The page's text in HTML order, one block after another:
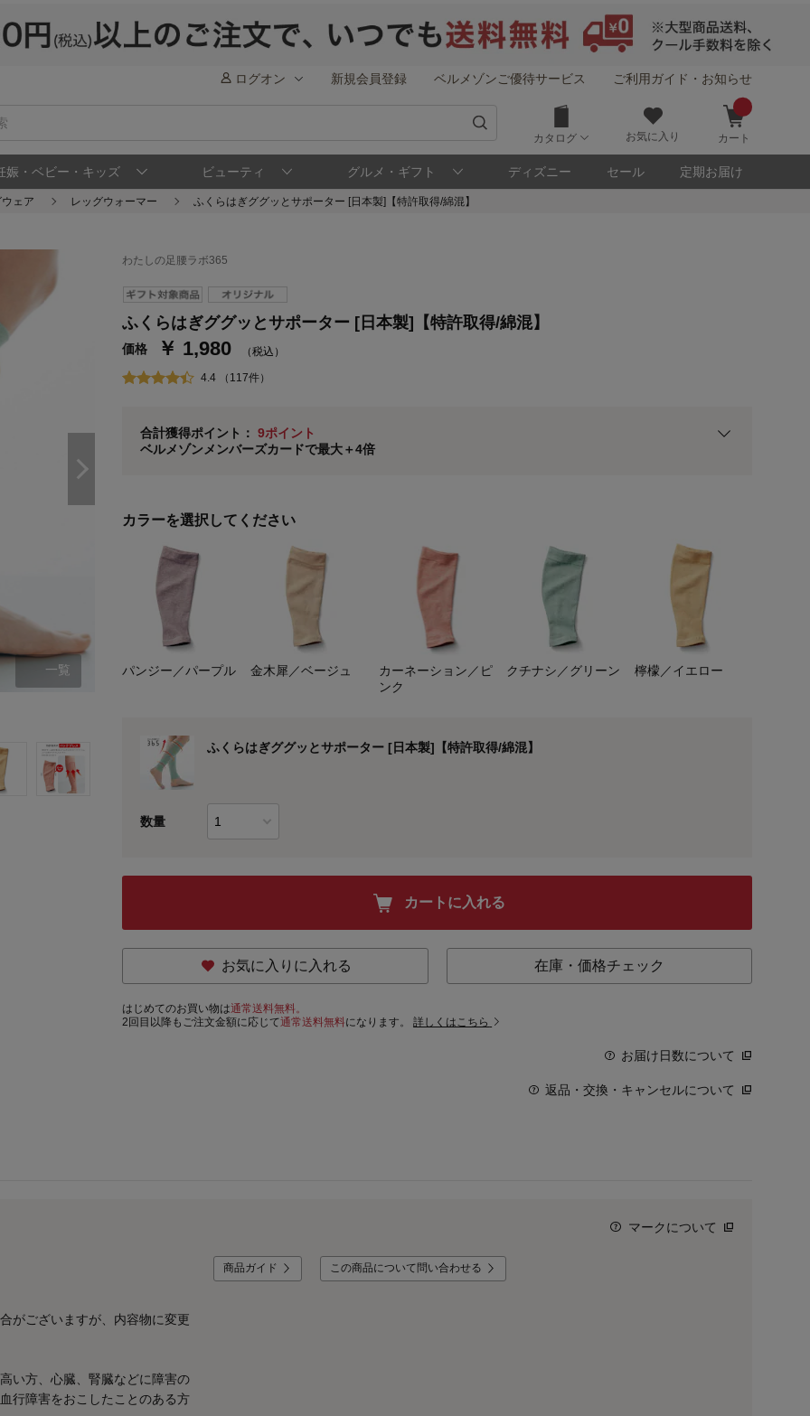
ログオン 新規会員登録 ベルメゾンご優待サービス ご利用ガイド・お知らせ
カタログ お気に入り カート
娠・ベビー・キッズ ビューティ グルメ・ギフト ディズニー セール 定期お届け
ェア レッグウォーマー ふくらはぎググッとサポーター [日本製]【特許取得/綿混】
一覧
わたしの足腰ラボ365
ふくらはぎググッとサポーター [日本製]【特許取得/綿混】
価格 ￥ 1,980 （税込）
4.4 （117件）
合計獲得ポイント：9ポイント
ベルメゾンメンバーズカードで最大＋4倍
ステージが上がれば送料無料・返品引取無料！
さらにポイント還元最大16倍！
ベルメゾンご優待サービスについて
通常商品送料無料 返品引取無料（JCBのみ）
※メンバーズカードの加算ポイントはステージ倍率適用前の基本ポイントに対して適用されます。
カラーを選択してください
パンジー／パープル 金木犀／ベージュ
カーネーション／ピ
ンク
クチナシ／グリーン 檸檬／イエロー
ふくらはぎググッとサポーター [日本製]【特許取得/綿混】
数量
カートに入れる
お気に入りに入れる 在庫・価格チェック
はじめてのお買い物は通常送料無料。
2回目以降もご注文金額に応じて通常送料無料になります。詳しくはこちら
お届け日数について
返品・交換・キャンセルについて
がございますが、内容物に変更
い方、心臓、腎臓などに障害の
行障害をおこしたことのある方
マークについて
商品ガイド この商品について問い合わせる